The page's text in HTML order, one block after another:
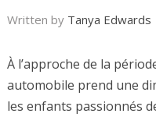
Written by Tanya Edwards
À l’approche de la
automobile prend une
les enfants passionnés